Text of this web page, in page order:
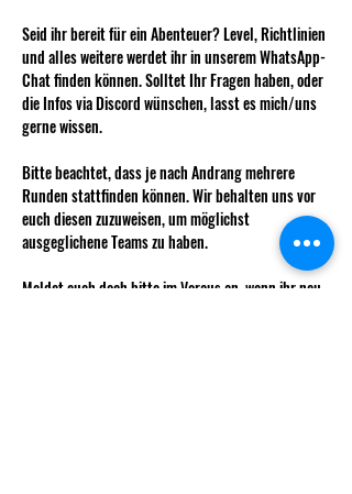
Seid ihr bereit für ein Abenteuer? Level, Richtlinien
und alles weitere werdet ihr in unserem WhatsApp-
Chat finden können. Solltet Ihr Fragen haben, oder
die Infos via Discord wünschen, lasst es mich/uns
gerne wissen.
Bitte beachtet, dass je nach Andrang mehrere
Runden stattfinden können. Wir behalten uns vor
euch diesen zuzuweisen, um möglichst
ausgeglichene Teams zu haben.
Meldet euch doch bitte im Voraus an, wenn ihr neu